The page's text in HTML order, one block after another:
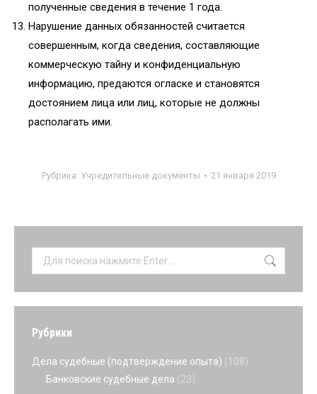
полученные сведения в течение 1 года.
Нарушение данных обязанностей считается
совершенным, когда сведения, составляющие
коммерческую тайну и конфиденциальную
информацию, предаются огласке и становятся
достоянием лица или лиц, которые не должны
располагать ими.
Рубрика: Учредительные документы 21 января 2019
Поиск:
Рубрики
Дела судебные (подтверждение опыта) (108)
Банковские судебные дела (23)